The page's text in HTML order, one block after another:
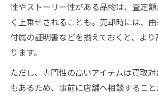
性やストーリー性がある品物は、査定
く上乗せされることも。売却時には、由
付属の証明書などを揃えておくと、よ
ります。
ただし、専門性の高いアイテムは買取
もあるため、事前に店舗へ相談するこ